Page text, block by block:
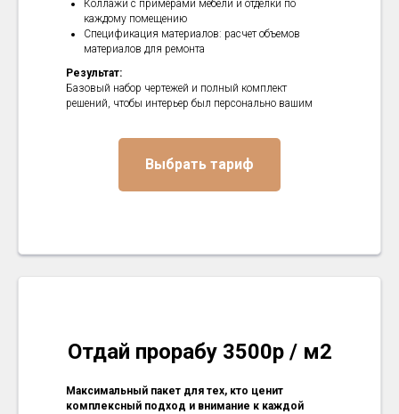
Коллажи с примерами мебели и отделки по
каждому помещению
Спецификация материалов: расчет объемов
материалов для ремонта
Результат:
Базовый набор чертежей и полный комплект
решений, чтобы интерьер был персонально вашим
Выбрать тариф
Отдай прорабу 3500р / м2
Максимальный пакет для тех, кто ценит
комплексный подход и внимание к каждой